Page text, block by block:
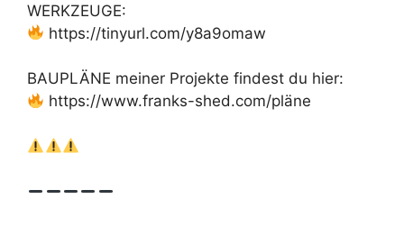
WERKZEUGE:
https://tinyurl.com/y8a9omaw
BAUPLÄNE meiner Projekte findest du hier:
https://www.franks-shed.com/pläne